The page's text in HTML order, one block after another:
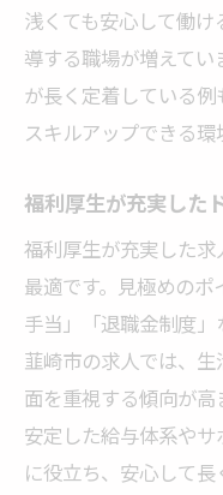
浅くても安心して働
導する職場が増えて
が長く定着している
スキルアップできる環
福利厚生が充実した
福利厚生が充実した
最適です。見極めの
手当」「退職金制度
韮崎市の求人では、
面を重視する傾向が高
安定した給与体系や
に役立ち、安心して